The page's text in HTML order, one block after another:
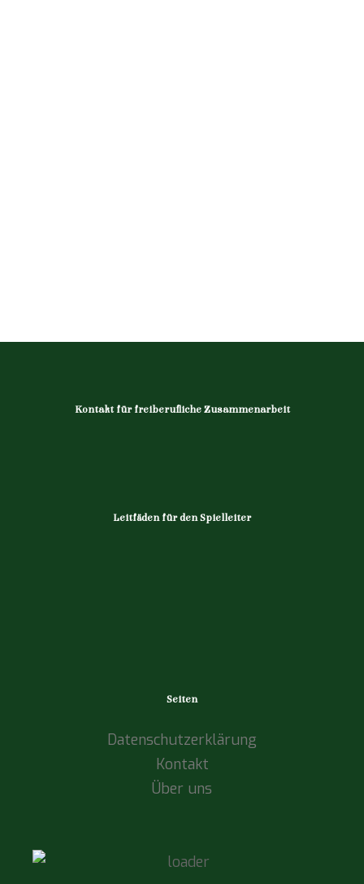
Kontakt für freiberufliche Zusammenarbeit
Leitfäden für den Spielleiter
Seiten
Datenschutzerklärung
Kontakt
Über uns